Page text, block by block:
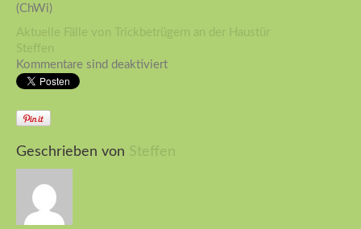
(ChWi)
Aktuelle Fälle von Trickbetrügern an der Haustür
Steffen
Kommentare sind deaktiviert
Geschrieben von Steffen